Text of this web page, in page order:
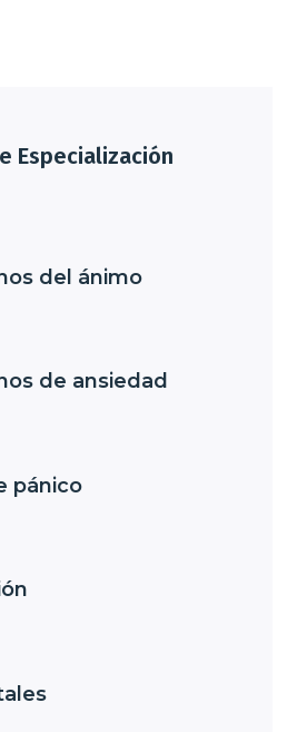
Especialización
del ánimo
de ansiedad
pánico